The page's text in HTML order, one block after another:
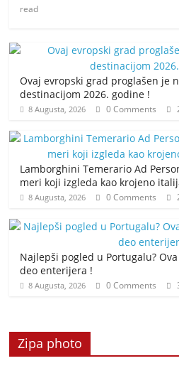
read
Ovaj evropski grad proglašen je
destinacijom 2026. godine !
8 Augusta, 2026 0 Comments
Lamborghini Temerario Ad
meri koji izgleda kao krojeno
8 Augusta, 2026 0 Comments
Najlepši pogled u Portugalu?
deo enterijera !
8 Augusta, 2026 0 Comments
Zipa photo